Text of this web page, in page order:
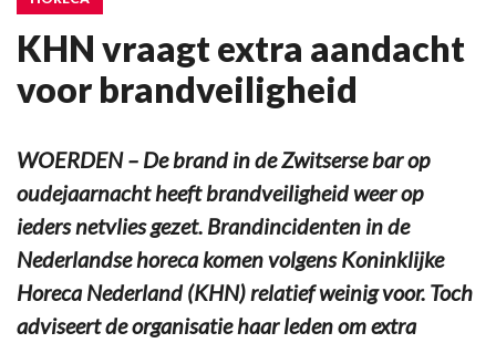
KHN vraagt extra aandacht
voor brandveiligheid
WOERDEN – De brand in de Zwitserse bar op
oudejaarnacht heeft brandveiligheid weer op
ieders netvlies gezet. Brandincidenten in de
Nederlandse horeca komen volgens Koninklijke
Horeca Nederland (KHN) relatief weinig voor. Toch
adviseert de organisatie haar leden om extra